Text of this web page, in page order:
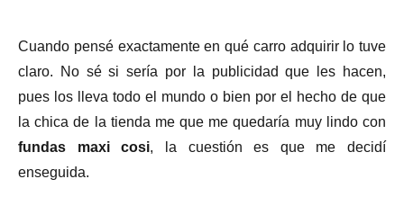
Cuando pensé exactamente en qué carro adquirir lo tuve
claro. No sé si sería por la publicidad que les hacen,
pues los lleva todo el mundo o bien por el hecho de que
la chica de la tienda me que me quedaría muy lindo con
fundas maxi cosi, la cuestión es que me decidí
enseguida.